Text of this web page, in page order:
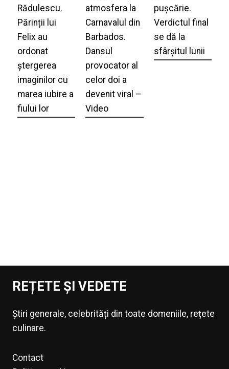
Rădulescu.
Părinții lui
Felix au
ordonat
ștergerea
imaginilor cu
marea iubire a
fiului lor
atmosfera la
Carnavalul din
Barbados.
Dansul
provocator al
celor doi a
devenit viral –
Video
pușcărie.
Verdictul final
se dă la
sfârșitul lunii
REȚETE ȘI VEDETE
Știri generale, celebrități din toate domeniile, rețete
culinare.
Contact